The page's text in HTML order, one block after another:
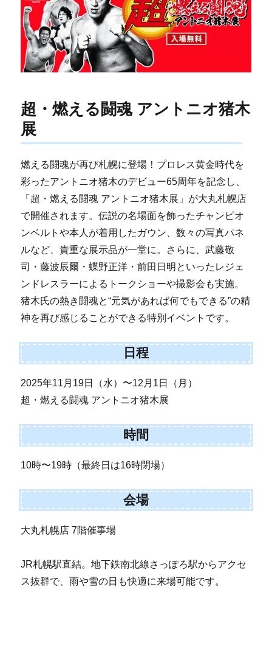
超・燃える闘魂 アントニオ猪木
展
燃える闘魂が再び札幌に登場！プロレス黄金時代を
彩ったアントニオ猪木のデビュー65周年を記念し、
「超・燃える闘魂 アントニオ猪木展」が大丸札幌店
で開催されます。伝説の名場面を飾ったチャンピオ
ンベルトや本人が着用したガウン、数々の写真パネ
ルなど、貴重な展示品が一堂に。さらに、武藤敬
司・藤波辰爾・蝶野正洋・前田日明といったレジェ
ンドレスラーによるトークショーや撮影会も実施。
猪木氏の熱き闘魂と“元気があれば何でもできる”の精
神を再び感じることができる特別イベントです。
日程
2025年11月19日（水）〜12月1日（月）
超・燃える闘魂 アントニオ猪木展
時間
10時〜19時（最終日は16時閉場）
会場
大丸札幌店 7階催事場
JR札幌駅直結。地下鉄南北線さっぽろ駅からアクセ
ス抜群で、雨や雪の日も快適に来場可能です。